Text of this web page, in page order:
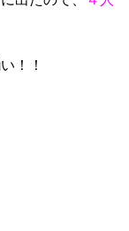
！！